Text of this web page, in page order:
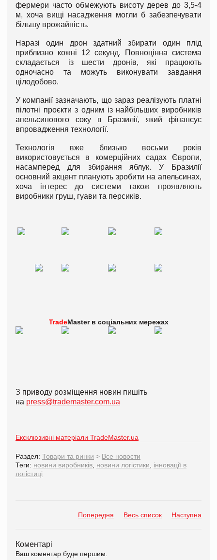
фермери часто обмежують висоту дерев до 3,5-4
м, хоча вищі насадження могли б забезпечувати
більшу врожайність.
Наразі один дрон здатний збирати один плід
приблизно кожні 12 секунд. Повноцінна система
складається із шести дронів, які працюють
одночасно та можуть виконувати завдання
цілодобово.
У компанії зазначають, що зараз реалізують платні
пілотні проєкти з одним із найбільших виробників
апельсинового соку в Бразилії, який фінансує
впровадження технології.
Технологія вже близько восьми років
використовується в комерційних садах Європи,
насамперед для збирання яблук. У Бразилії
основний акцент планують зробити на апельсинах,
хоча інтерес до системи також проявляють
виробники груш, гуави та персиків.
TradeMaster в соціальних мережах
З приводу розміщення новин пишіть
на press@trademaster.com.ua
Ексклюзивні матеріали TradeMaster.ua
Раздел: Товари та ринки > Все новости
Теги: новини виробників новини логістики
інновації в
логістиці
Попередня Весь список Наступна
Коментарі
Ваш коментар буде першим.